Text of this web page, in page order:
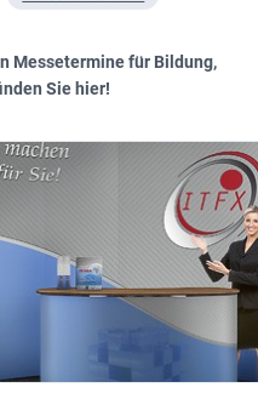
Messetermine für Bildung,
Sie hier!